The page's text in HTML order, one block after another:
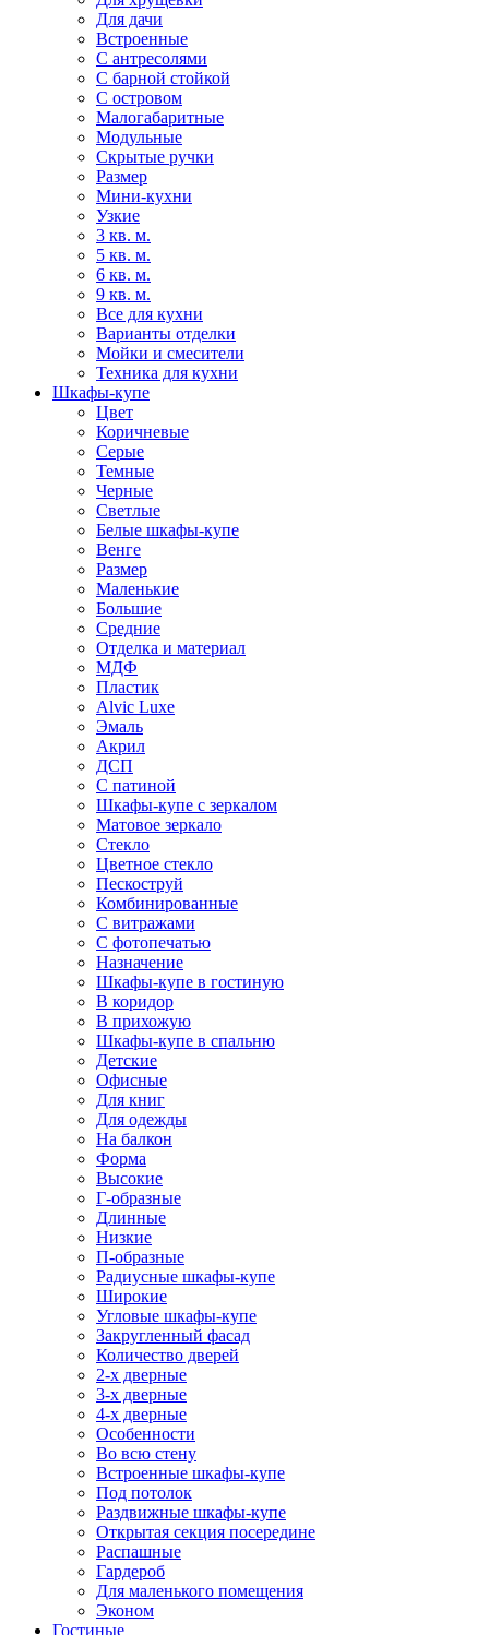
Для дачи
Встроенные
С антресолями
С барной стойкой
С островом
Малогабаритные
Модульные
Скрытые ручки
Размер
Мини-кухни
Узкие
3 кв. м.
5 кв. м.
6 кв. м.
9 кв. м.
Все для кухни
Варианты отделки
Мойки и смесители
Техника для кухни
Шкафы-купе
Цвет
Коричневые
Серые
Темные
Черные
Светлые
Белые шкафы-купе
Венге
Размер
Маленькие
Большие
Средние
Отделка и материал
МДФ
Пластик
Alvic Luxe
Эмаль
Акрил
ДСП
С патиной
Шкафы-купе с зеркалом
Матовое зеркало
Стекло
Цветное стекло
Пескоструй
Комбинированные
С витражами
С фотопечатью
Назначение
Шкафы-купе в гостиную
В коридор
В прихожую
Шкафы-купе в спальню
Детские
Офисные
Для книг
Для одежды
На балкон
Форма
Высокие
Г-образные
Длинные
Низкие
П-образные
Радиусные шкафы-купе
Широкие
Угловые шкафы-купе
Закругленный фасад
Количество дверей
2-х дверные
3-х дверные
4-х дверные
Особенности
Во всю стену
Встроенные шкафы-купе
Под потолок
Раздвижные шкафы-купе
Открытая секция посередине
Распашные
Гардероб
Для маленького помещения
Эконом
Гостиные